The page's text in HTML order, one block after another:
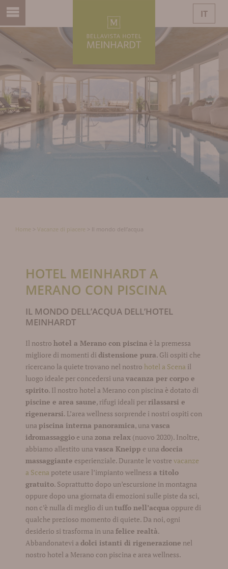
IT
Home Vacanze di piacere Il mondo dell’acqua
HOTEL MEINHARDT A
MERANO CON PISCINA
IL MONDO DELL’ACQUA DELL’HOTEL
MEINHARDT
Il nostro hotel a Merano con piscina è la premessa
migliore di momenti di distensione pura. Gli ospiti che
ricercano la quiete trovano nel nostro hotel a Scena il
luogo ideale per concedersi una vacanza per corpo e
spirito. Il nostro hotel a Merano con piscina è dotato di
piscine e area saune, rifugi ideali perrilassarsi e
rigenerarsi. L’area wellness sorprende i nostri ospiti con
una piscina interna panoramica, una vasca
idromassaggio e una zona relax (nuovo 2020). Inoltre,
abbiamo allestito una vasca Kneipp e una doccia
massaggiante esperienziale. Durante le vostre vacanze
a Scena potete usare l’impianto wellness a titolo
gratuito. Soprattutto dopo un’escursione in montagna
oppure dopo una giornata di emozioni sulle piste da sci,
non c’è nulla di meglio di un tuffo nell’acqua oppure di
qualche prezioso momento di quiete. Da noi, ogni
desiderio si trasforma in una felice realtà.
Abbandonatevi a dolci istanti di rigenerazione nel
nostro hotel a Merano con piscina e area wellness.